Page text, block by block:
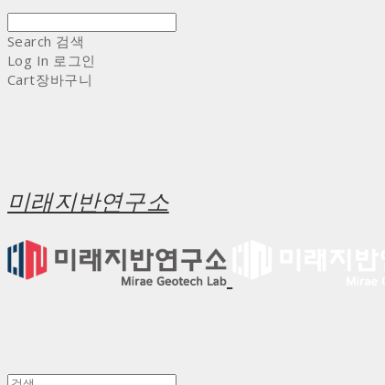
Search 검색
Log In 로그인
Cart장바구니
미래지반연구소